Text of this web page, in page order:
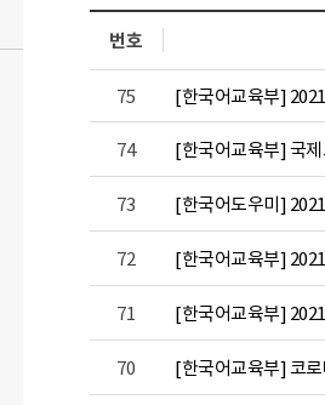
번호
75 [한국어교육부]
74
[한국어교육부] 국
73 [한국어도우미]
72 [한국어교육부]
71 [한국어교육부]
70 [한국어교육부] 코